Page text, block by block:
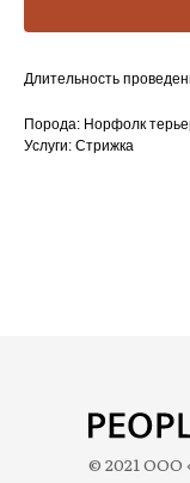
Длительность
Порода: Норфолк
Услуги: Стрижка
© 2021 ООО